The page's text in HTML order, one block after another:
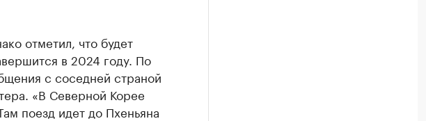
отметил, что будет
в 2024 году. По
с соседней страной
«В Северной Корее
поезд идет до Пхеньяна